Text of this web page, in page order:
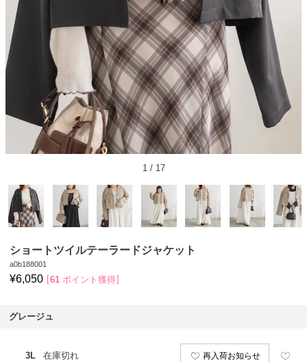
1/ 17
ショートツイルテーラードジャケット
a0b188001
¥6,050 61 ポイント獲得
グレージュ
3L 在庫切れ 再入荷お知らせ